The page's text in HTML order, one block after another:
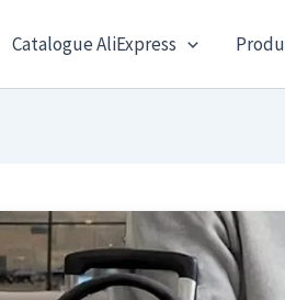
Catalogue AliExpress